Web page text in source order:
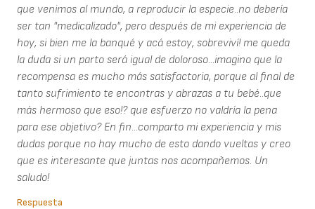
que venimos al mundo, a reproducir la especie..no debería
ser tan "medicalizado", pero después de mi experiencia de
hoy, si bien me la banqué y acá estoy, sobreviví! me queda
la duda si un parto será igual de doloroso...imagino que la
recompensa es mucho más satisfactoria, porque al final de
tanto sufrimiento te encontras y abrazas a tu bebé..que
más hermoso que eso!? que esfuerzo no valdría la pena
para ese objetivo? En fin...comparto mi experiencia y mis
dudas porque no hay mucho de esto dando vueltas y creo
que es interesante que juntas nos acompañemos. Un
saludo!
Respuesta